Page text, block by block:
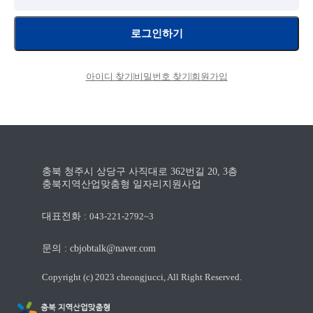
로그인하기
아이디 찾기 비밀번호 찾기 회원가입
충북 청주시 상당구 사직대로 362번길 20, 3층
충북지역산업맞춤형 일자리지원사업
대표전화 : 043-221-2792~3
문의 : cbjobtalk@naver.com
Copyright (c) 2023 cheongjucci, All Right Reserved.